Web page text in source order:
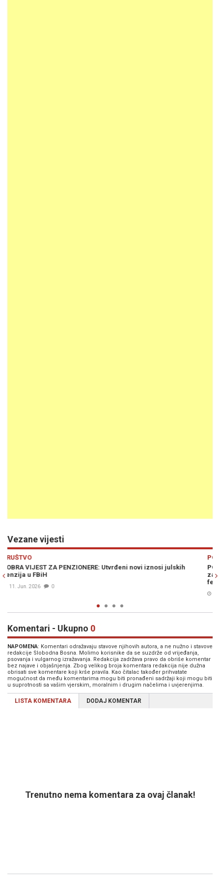
Vezane vijesti
PONIZILI SU PENZIONERE SAMO TAKO: Vlada FBiH podigla
za sramotnih 0,06 posto, a svi se pitaju šta se može kupiti
Previous
Komentari - Ukupno 0
NAPOMENA: Komentari odražavaju stavove njihovih autora, a ne nužno i stavove
redakcije Slobodna Bosna. Molimo korisnike da se suzdrže od vrijeđanja,
psovanja i vulgarnog izražavanja. Redakcija zadržava pravo da obriše komentar
bez najave i objašnjenja. Zbog velikog broja komentara redakcija nije dužna
obrisati sve komentare koji krše pravila. Kao čitalac također prihvatate
mogućnost da među komentarima mogu biti pronađeni sadržaji koji mogu biti
u suprotnosti sa vašim vjerskim, moralnim i drugim načelima i uvjerenjima.
LISTA KOMENTARA DODAJ KOMENTAR
Trenutno nema komentara za ovaj članak!